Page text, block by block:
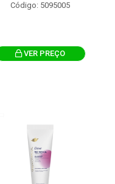
Código: 5095005
VER PREÇO